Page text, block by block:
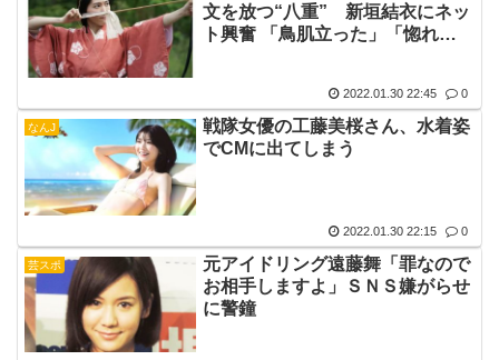
文を放つ“八重” 新垣結衣にネッ
ト興奮 「鳥肌立った」「惚れ
2022.01.30 22:45 0
なんJ
戦隊女優の工藤美桜さん、水着姿
でCMに出てしまう
2022.01.30 22:15 0
芸スポ
元アイドリング遠藤舞「罪なので
お相手しますよ」ＳＮＳ嫌がらせ
に警鐘